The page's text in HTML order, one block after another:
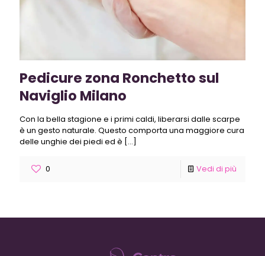
Pedicure zona Ronchetto sul
Naviglio Milano
Con la bella stagione e i primi caldi, liberarsi dalle scarpe
è un gesto naturale. Questo comporta una maggiore cura
delle unghie dei piedi ed è […]
0 Vedi di più